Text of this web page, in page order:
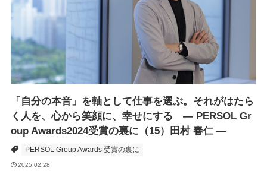
「自分の本音」を軸として仕事を選ぶ。それがはたら
く人を、心から笑顔に、幸せにする ― PERSOL Gr
oup Awards2024受賞の裏に（15）田村 春仁 ―
PERSOL Group Awards 受賞の裏に
2025.02.28